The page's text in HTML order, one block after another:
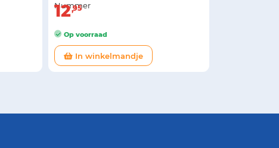
Nummer
12 95
Op voorraad
In winkelmandje